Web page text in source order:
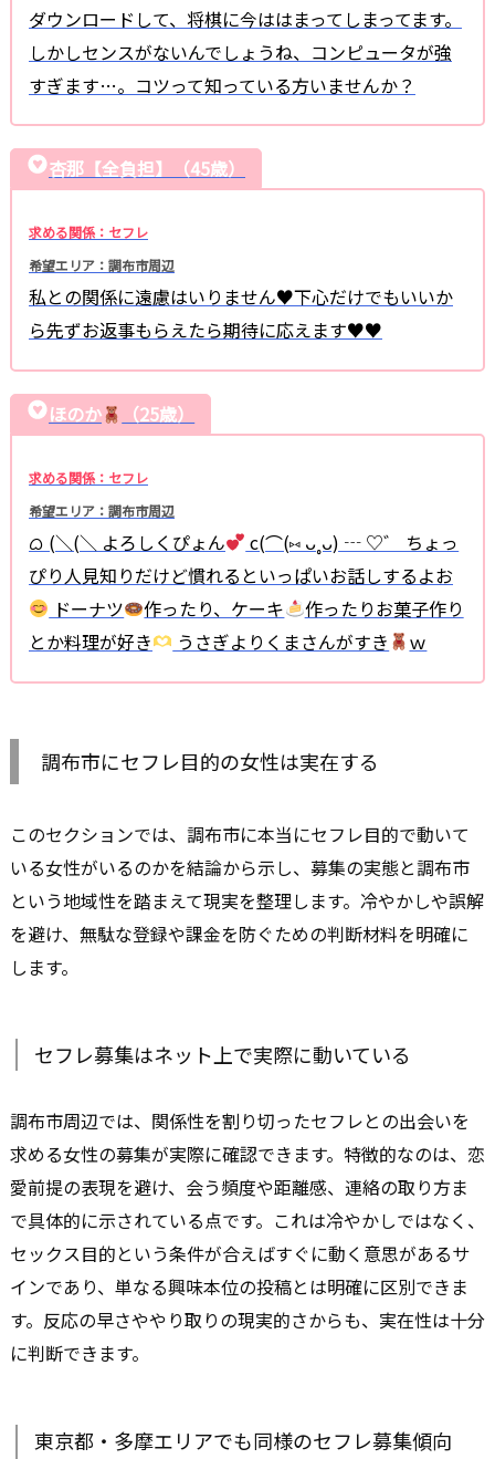
ダウンロードして、将棋に今ははまってしまってます。
しかしセンスがないんでしょうね、コンピュータが強
すぎます…。コツって知っている方いませんか？
杏那【全負担】（45歳）
求める関係：セフレ
希望エリア：調布市周辺
私との関係に遠慮はいりません♥下心だけでもいいか
ら先ずお返事もらえたら期待に応えます♥♥
ほのか （25歳）
求める関係：セフレ
希望エリア：調布市周辺
ᜊ (＼(＼ よろしくぴょん
c(⌒(⑅ ᴗ˳ᴗ) ┄ ♡゛ ちょっ
ぴり人見知りだけど慣れるといっぱいお話しするよお
ドーナツ
作ったり、ケーキ
作ったりお菓子作り
とか料理が好き
うさぎよりくまさんがすき ｗ
調布市にセフレ目的の女性は実在する
このセクションでは、調布市に本当にセフレ目的で動いて
いる女性がいるのかを結論から示し、募集の実態と調布市
という地域性を踏まえて現実を整理します。冷やかしや誤解
を避け、無駄な登録や課金を防ぐための判断材料を明確に
します。
セフレ募集はネット上で実際に動いている
調布市周辺では、関係性を割り切ったセフレとの出会いを
求める女性の募集が実際に確認できます。特徴的なのは、恋
愛前提の表現を避け、会う頻度や距離感、連絡の取り方ま
で具体的に示されている点です。これは冷やかしではなく、
セックス目的という条件が合えばすぐに動く意思があるサ
インであり、単なる興味本位の投稿とは明確に区別できま
す。反応の早さややり取りの現実的さからも、実在性は十分
に判断できます。
東京都・多摩エリアでも同様のセフレ募集傾向